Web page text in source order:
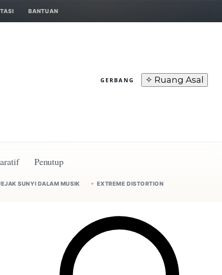
BANTUAN
GERBANG ✧ Ruang Asal
Penutup
SUNYI DALAM MUSIK EXTREME DISTORTION